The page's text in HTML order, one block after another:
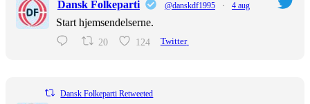
Dansk Folkeparti @danskdf1995 · 4 aug
Start hjemsendelserne.
20 124 Twitter
Dansk Folkeparti Retweeted